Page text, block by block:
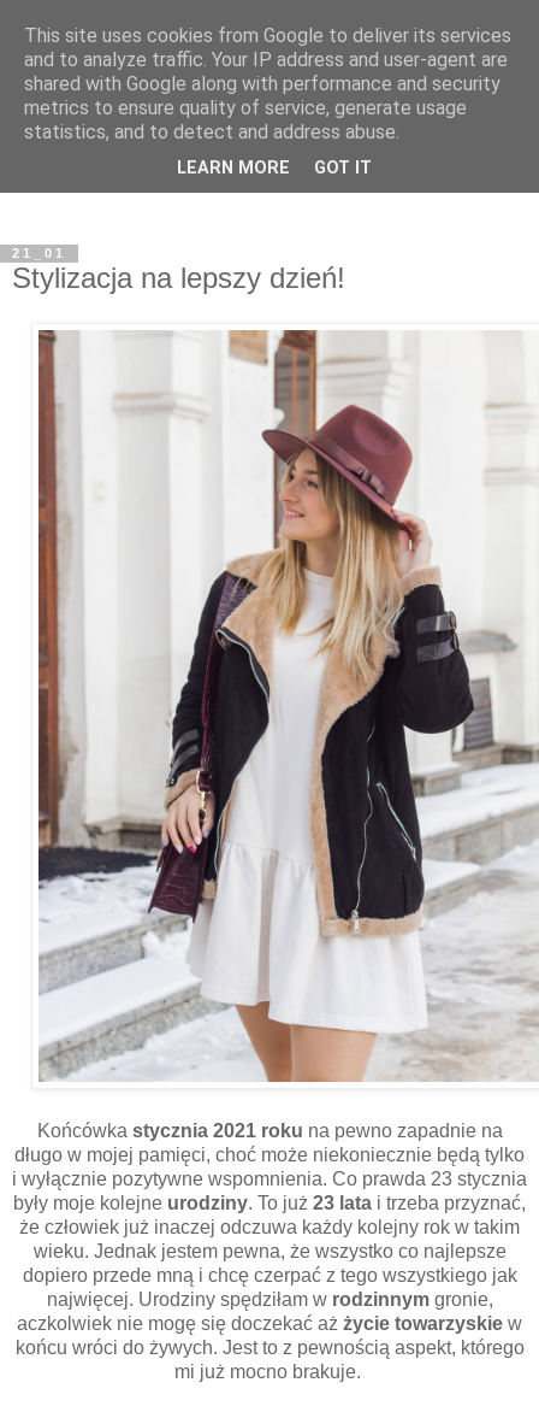
21_01
Stylizacja na lepszy dzień!
Końcówka stycznia 2021 roku na pewno zapadnie na
długo w mojej pamięci, choć może niekoniecznie będą tylko
i wyłącznie pozytywne wspomnienia. Co prawda 23 stycznia
były moje kolejne urodziny. To już 23 lata i trzeba przyznać,
że człowiek już inaczej odczuwa każdy kolejny rok w takim
wieku. Jednak jestem pewna, że wszystko co najlepsze
dopiero przede mną i chcę czerpać z tego wszystkiego jak
najwięcej. Urodziny spędziłam w rodzinnym gronie,
aczkolwiek nie mogę się doczekać aż życie towarzyskie w
końcu wróci do żywych. Jest to z pewnością aspekt, którego
mi już mocno brakuje.
This site uses cookies from Google to deliver its services
and to analyze traffic. Your IP address and user-agent are
shared with Google along with performance and security
metrics to ensure quality of service, generate usage
statistics, and to detect and address abuse.
LEARN MORE GOT IT